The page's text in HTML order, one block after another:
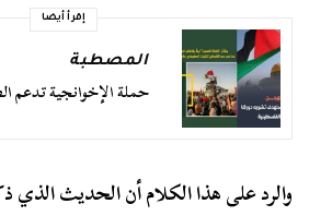
إقرأ أيضا
المصطبة
حملة الإخوانجية تدعم
والرد على هذا الكلام أن الحديث